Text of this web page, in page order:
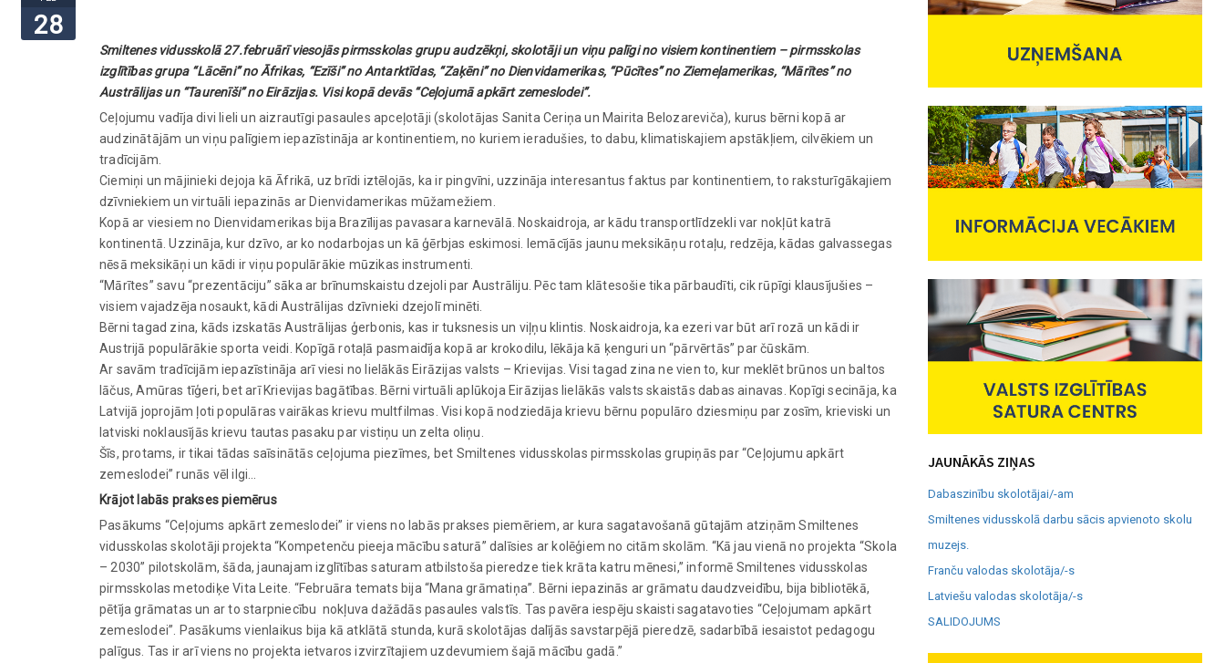
28
Smiltenes vidusskolā 27.februārī viesojās pirmsskolas grupu audzēkņi, skolotāji un viņu palīgi no visiem kontinentiem – pirmsskolas
izglītības grupa “Lācēni” no Āfrikas, “Ezīši” no Antarktīdas, “Zaķēni” no Dienvidamerikas, “Pūcītes” no Ziemeļamerikas, “Mārītes” no
Austrālijas un “Taurenīši” no Eirāzijas. Visi kopā devās “Ceļojumā apkārt zemeslodei”.
Ceļojumu vadīja divi lieli un aizrautīgi pasaules apceļotāji (skolotājas Sanita Ceriņa un Mairita Belozareviča), kurus bērni kopā ar
audzinātājām un viņu palīgiem iepazīstināja ar kontinentiem, no kuriem ieradušies, to dabu, klimatiskajiem apstākļiem, cilvēkiem un
tradīcijām.
Ciemiņi un mājinieki dejoja kā Āfrikā, uz brīdi iztēlojās, ka ir pingvīni, uzzināja interesantus faktus par kontinentiem, to raksturīgākajiem
dzīvniekiem un virtuāli iepazinās ar Dienvidamerikas mūžamežiem.
Kopā ar viesiem no Dienvidamerikas bija Brazīlijas pavasara karnevālā. Noskaidroja, ar kādu transportlīdzekli var nokļūt katrā
kontinentā. Uzzināja, kur dzīvo, ar ko nodarbojas un kā ģērbjas eskimosi. Iemācījās jaunu meksikāņu rotaļu, redzēja, kādas galvassegas
nēsā meksikāņi un kādi ir viņu populārākie mūzikas instrumenti.
“Mārītes” savu “prezentāciju” sāka ar brīnumskaistu dzejoli par Austrāliju. Pēc tam klātesošie tika pārbaudīti, cik rūpīgi klausījušies –
visiem vajadzēja nosaukt, kādi Austrālijas dzīvnieki dzejolī minēti.
Bērni tagad zina, kāds izskatās Austrālijas ģerbonis, kas ir tuksnesis un viļņu klintis. Noskaidroja, ka ezeri var būt arī rozā un kādi ir
Austrijā populārākie sporta veidi. Kopīgā rotaļā pasmaidīja kopā ar krokodilu, lēkāja kā ķenguri un “pārvērtās” par čūskām.
Ar savām tradīcijām iepazīstināja arī viesi no lielākās Eirāzijas valsts – Krievijas. Visi tagad zina ne vien to, kur meklēt brūnos un baltos
lāčus, Amūras tīģeri, bet arī Krievijas bagātības. Bērni virtuāli aplūkoja Eirāzijas lielākās valsts skaistās dabas ainavas. Kopīgi secināja, ka
Latvijā joprojām ļoti populāras vairākas krievu multfilmas. Visi kopā nodziedāja krievu bērnu populāro dziesmiņu par zosīm, krieviski un
latviski noklausījās krievu tautas pasaku par vistiņu un zelta oliņu.
Šīs, protams, ir tikai tādas saīsinātās ceļojuma piezīmes, bet Smiltenes vidusskolas pirmsskolas grupiņās par “Ceļojumu apkārt
zemeslodei” runās vēl ilgi…
Krājot labās prakses piemērus
Pasākums “Ceļojums apkārt zemeslodei” ir viens no labās prakses piemēriem, ar kura sagatavošanā gūtajām atziņām Smiltenes
vidusskolas skolotāji projekta “Kompetenču pieeja mācību saturā” dalīsies ar kolēģiem no citām skolām. “Kā jau vienā no projekta “Skola
– 2030” pilotskolām, šāda, jaunajam izglītības saturam atbilstoša pieredze tiek krāta katru mēnesi,” informē Smiltenes vidusskolas
pirmsskolas metodiķe Vita Leite. “Februāra temats bija “Mana grāmatiņa”. Bērni iepazinās ar grāmatu daudzveidību, bija bibliotēkā,
pētīja grāmatas un ar to starpniecību nokļuva dažādās pasaules valstīs. Tas pavēra iespēju skaisti sagatavoties “Ceļojumam apkārt
zemeslodei”. Pasākums vienlaikus bija kā atklātā stunda, kurā skolotājas dalījās savstarpējā pieredzē, sadarbībā iesaistot pedagogu
palīgus. Tas ir arī viens no projekta ietvaros izvirzītajiem uzdevumiem šajā mācību gadā.”
JAUNĀKĀS ZIŅAS
Dabaszinību skolotājai/-am
Smiltenes vidusskolā darbu sācis apvienoto skolu
muzejs.
Franču valodas skolotāja/-s
Latviešu valodas skolotāja/-s
SALIDOJUMS